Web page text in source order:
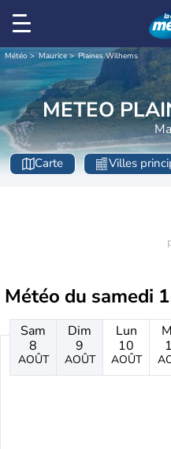
Météo Maurice Plaines Wilhems
METEO
Carte Villes
Météo du samedi
Sam
8
AOÛT
Dim
9
AOÛT
Lun
10
AOÛT